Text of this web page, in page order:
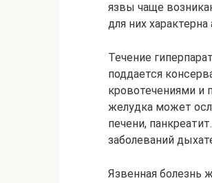
язвы чаще
для них характерна
Течение
поддается
кровотечениями и
желудка может
печени,
заболеваний
Язвенная болезнь